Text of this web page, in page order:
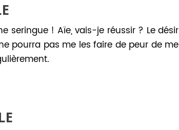
seringue ! Aïe, vais-je réussir ? Le désir
pourra pas me les faire de peur de me